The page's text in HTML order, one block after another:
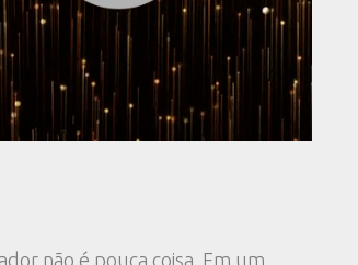
não é pouca coisa. Em um